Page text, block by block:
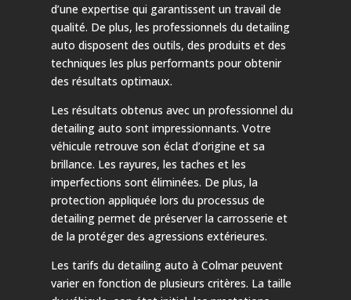
d’une expertise qui garantissent un travail de
qualité. De plus, les professionnels du detailing
auto disposent des outils, des produits et des
techniques les plus performants pour obtenir
des résultats optimaux.
Les résultats obtenus avec un professionnel du
detailing auto sont impressionnants. Votre
véhicule retrouve son éclat d’origine et sa
brillance. Les rayures, les taches et les
imperfections sont éliminées. De plus, la
protection appliquée lors du processus de
detailing permet de préserver la carrosserie et
de la protéger des agressions extérieures.
Les tarifs du detailing auto à Colmar peuvent
varier en fonction de plusieurs critères. La taille